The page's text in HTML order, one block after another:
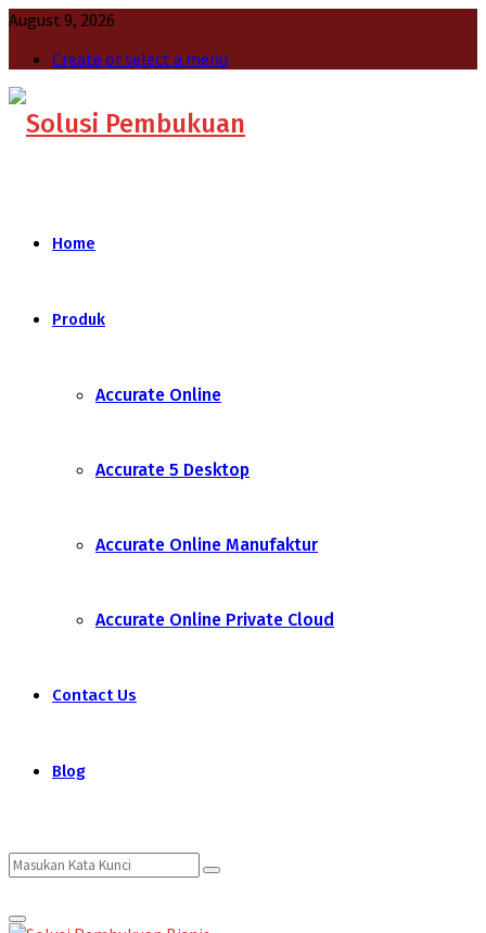
August 9, 2026
Create or select a menu
Home
Produk
Accurate Online
Accurate 5 Desktop
Accurate Online Manufaktur
Accurate Online Private Cloud
Contact Us
Blog
Search
Search
Primary